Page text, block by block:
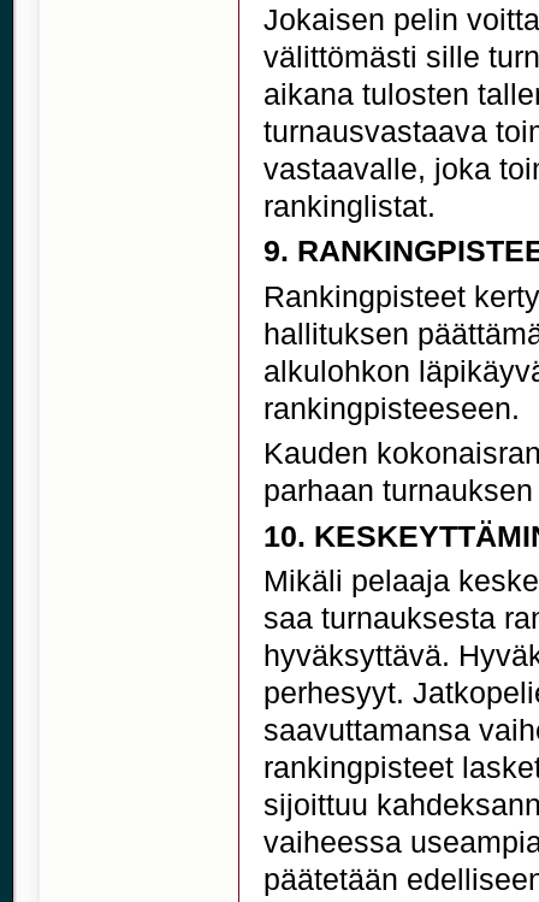
Jokaisen pelin
välittömästi sille
aikana tulosten
turnausvastaava
vastaavalle, joka
rankinglistat.
9.
Rankingpisteet
hallituksen
alkulohkon
rankingpisteeseen.
Kauden
parhaan
10.
Mikäli pelaaja
saa turnauksesta
hyväksyttävä.
perhesyyt.
saavuttamansa
rankingpisteet
sijoittuu
vaiheessa
päätetään